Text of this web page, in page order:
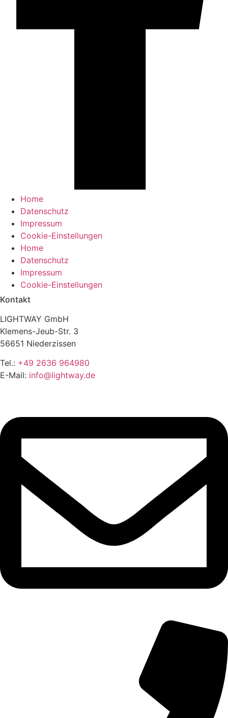
Home
Datenschutz
Impressum
Cookie-Einstellungen
Home
Datenschutz
Impressum
Cookie-Einstellungen
Kontakt
LIGHTWAY GmbH
Klemens-Jeub-Str. 3
56651 Niederzissen
Tel.: +49 2636 964980
E-Mail: info@lightway.de